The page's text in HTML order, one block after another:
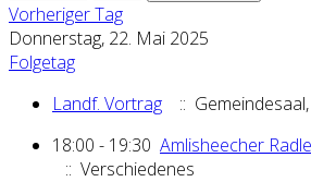
Vorheriger Tag
Donnerstag, 22. Mai 2025
Folgetag
Landf. Vortrag
::
18:00 - 19:30 Amlisheecher
:: Verschiedenes